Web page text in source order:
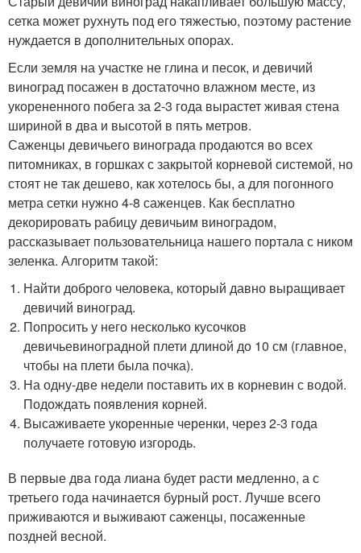
сетка может рухнуть под его тяжестью, поэтому растение
нуждается в дополнительных опорах.
Если земля на участке не глина и песок, и девичий
виноград посажен в достаточно влажном месте, из
укорененного побега за 2-3 года вырастет живая стена
шириной в два и высотой в пять метров.
Саженцы девичьего винограда продаются во всех
питомниках, в горшках с закрытой корневой системой, но
стоят не так дешево, как хотелось бы, а для погонного
метра сетки нужно 4-8 саженцев. Как бесплатно
декорировать рабицу девичьим виноградом,
рассказывает пользовательница нашего портала с ником
зеленка. Алгоритм такой:
Найти доброго человека, который давно выращивает
девичий виноград.
Попросить у него несколько кусочков
девичьевиноградной плети длиной до 10 см (главное,
чтобы на плети была почка).
На одну-две недели поставить их в корневин с водой.
Подождать появления корней.
Высаживаете укоренные черенки, через 2-3 года
получаете готовую изгородь.
В первые два года лиана будет расти медленно, а с
третьего года начинается бурный рост. Лучше всего
приживаются и выживают саженцы, посаженные
поздней весной.